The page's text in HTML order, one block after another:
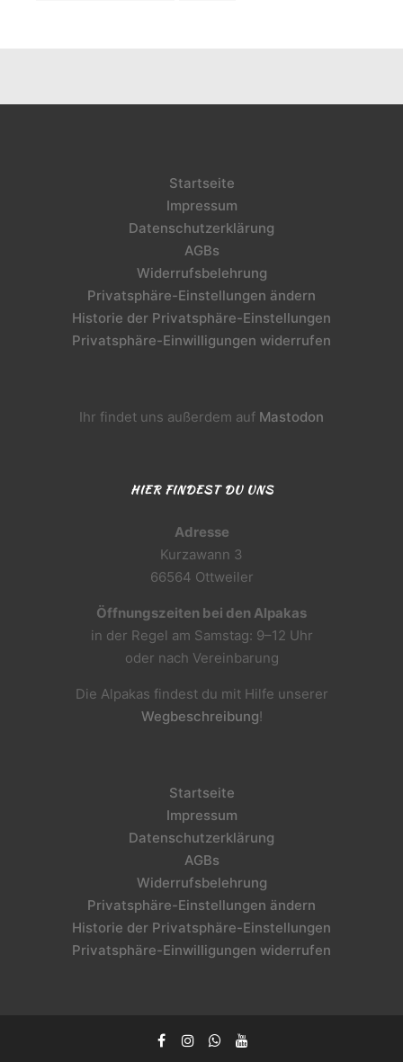
Startseite
Impressum
Datenschutzerklärung
AGBs
Widerrufsbelehrung
Privatsphäre-Einstellungen ändern
Historie der Privatsphäre-Einstellungen
Privatsphäre-Einwilligungen widerrufen
Ihr findet uns außerdem auf Mastodon
HIER FINDEST DU UNS
Adresse
Kurzawann 3
66564 Ottweiler
Öffnungszeiten bei den Alpakas
in der Regel am Samstag: 9–12 Uhr
oder nach Vereinbarung
Die Alpakas findest du mit Hilfe unserer
Wegbeschreibung!
Startseite
Impressum
Datenschutzerklärung
AGBs
Widerrufsbelehrung
Privatsphäre-Einstellungen ändern
Historie der Privatsphäre-Einstellungen
Privatsphäre-Einwilligungen widerrufen